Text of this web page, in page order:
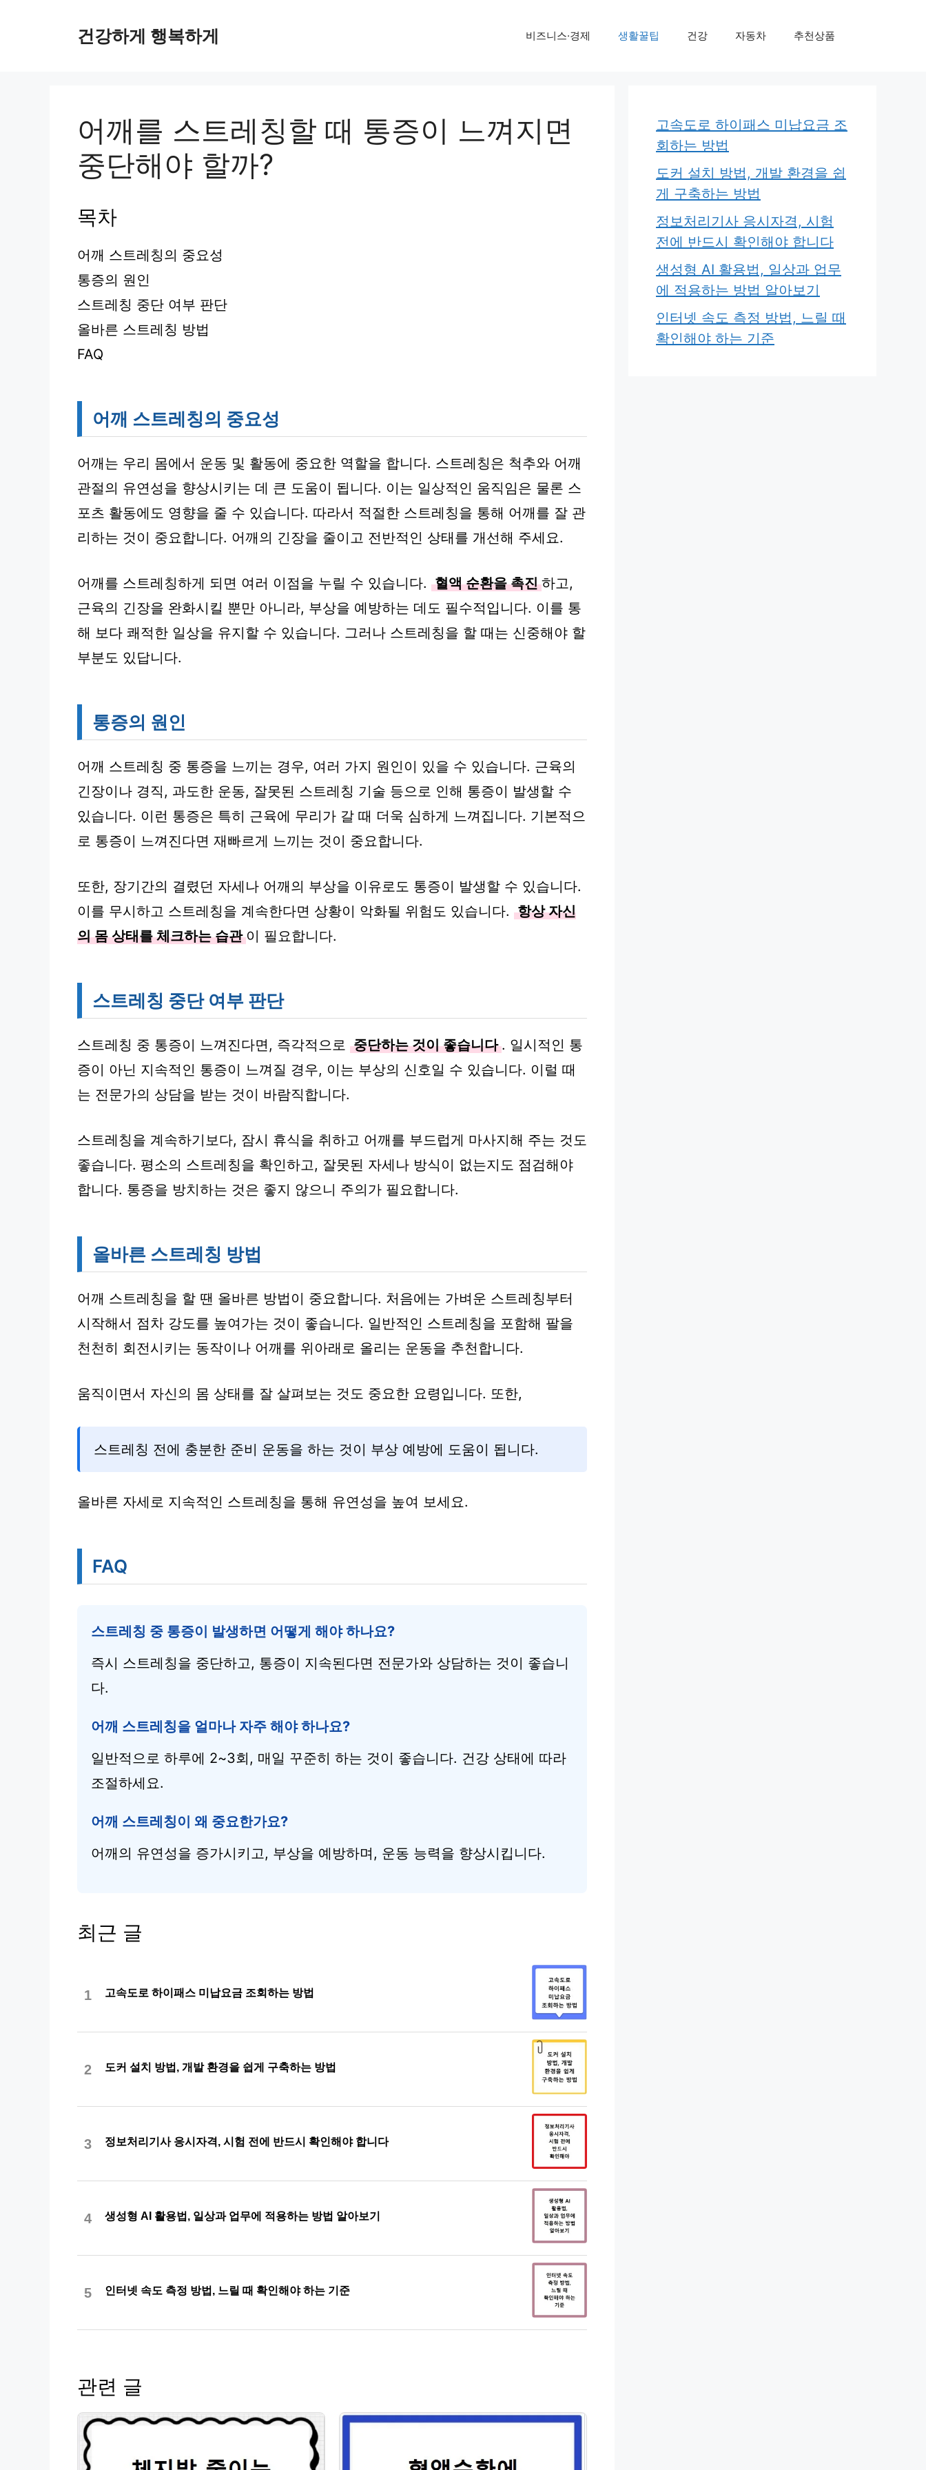
건강하게 행복하게 비즈니스·경제 생활꿀팁 건강 자동차 추천상품
어깨를 스트레칭할 때 통증이 느껴지면
중단해야 할까?
목차
어깨 스트레칭의 중요성
통증의 원인
스트레칭 중단 여부 판단
올바른 스트레칭 방법
FAQ
어깨 스트레칭의 중요성
어깨는 우리 몸에서 운동 및 활동에 중요한 역할을 합니다. 스트레칭은 척추와 어깨
관절의 유연성을 향상시키는 데 큰 도움이 됩니다. 이는 일상적인 움직임은 물론 스
포츠 활동에도 영향을 줄 수 있습니다. 따라서 적절한 스트레칭을 통해 어깨를 잘 관
리하는 것이 중요합니다. 어깨의 긴장을 줄이고 전반적인 상태를 개선해 주세요.
어깨를 스트레칭하게 되면 여러 이점을 누릴 수 있습니다. 혈액 순환을 촉진 하고,
근육의 긴장을 완화시킬 뿐만 아니라, 부상을 예방하는 데도 필수적입니다. 이를 통
해 보다 쾌적한 일상을 유지할 수 있습니다. 그러나 스트레칭을 할 때는 신중해야 할
부분도 있답니다.
통증의 원인
어깨 스트레칭 중 통증을 느끼는 경우, 여러 가지 원인이 있을 수 있습니다. 근육의
긴장이나 경직, 과도한 운동, 잘못된 스트레칭 기술 등으로 인해 통증이 발생할 수
있습니다. 이런 통증은 특히 근육에 무리가 갈 때 더욱 심하게 느껴집니다. 기본적으
로 통증이 느껴진다면 재빠르게 느끼는 것이 중요합니다.
또한, 장기간의 결렸던 자세나 어깨의 부상을 이유로도 통증이 발생할 수 있습니다.
이를 무시하고 스트레칭을 계속한다면 상황이 악화될 위험도 있습니다. 항상 자신
의 몸 상태를 체크하는 습관 이 필요합니다.
스트레칭 중단 여부 판단
스트레칭 중 통증이 느껴진다면, 즉각적으로 중단하는 것이 좋습니다 . 일시적인 통
증이 아닌 지속적인 통증이 느껴질 경우, 이는 부상의 신호일 수 있습니다. 이럴 때
는 전문가의 상담을 받는 것이 바람직합니다.
스트레칭을 계속하기보다, 잠시 휴식을 취하고 어깨를 부드럽게 마사지해 주는 것도
좋습니다. 평소의 스트레칭을 확인하고, 잘못된 자세나 방식이 없는지도 점검해야
합니다. 통증을 방치하는 것은 좋지 않으니 주의가 필요합니다.
올바른 스트레칭 방법
어깨 스트레칭을 할 땐 올바른 방법이 중요합니다. 처음에는 가벼운 스트레칭부터
시작해서 점차 강도를 높여가는 것이 좋습니다. 일반적인 스트레칭을 포함해 팔을
천천히 회전시키는 동작이나 어깨를 위아래로 올리는 운동을 추천합니다.
움직이면서 자신의 몸 상태를 잘 살펴보는 것도 중요한 요령입니다. 또한,
스트레칭 전에 충분한 준비 운동을 하는 것이 부상 예방에 도움이 됩니다.
올바른 자세로 지속적인 스트레칭을 통해 유연성을 높여 보세요.
FAQ
스트레칭 중 통증이 발생하면 어떻게 해야 하나요?
즉시 스트레칭을 중단하고, 통증이 지속된다면 전문가와 상담하는 것이 좋습니
다.
어깨 스트레칭을 얼마나 자주 해야 하나요?
일반적으로 하루에 2~3회, 매일 꾸준히 하는 것이 좋습니다. 건강 상태에 따라
조절하세요.
어깨 스트레칭이 왜 중요한가요?
어깨의 유연성을 증가시키고, 부상을 예방하며, 운동 능력을 향상시킵니다.
최근 글
1 고속도로 하이패스 미납요금 조회하는 방법
2 도커 설치 방법, 개발 환경을 쉽게 구축하는 방법
3 정보처리기사 응시자격, 시험 전에 반드시 확인해야 합니다
4 생성형 AI 활용법, 일상과 업무에 적용하는 방법 알아보기
5 인터넷 속도 측정 방법, 느릴 때 확인해야 하는 기준
관련 글
고속도로 하이패스 미납요금 조
회하는 방법
도커 설치 방법, 개발 환경을 쉽
게 구축하는 방법
정보처리기사 응시자격, 시험
전에 반드시 확인해야 합니다
생성형 AI 활용법, 일상과 업무
에 적용하는 방법 알아보기
인터넷 속도 측정 방법, 느릴 때
확인해야 하는 기준